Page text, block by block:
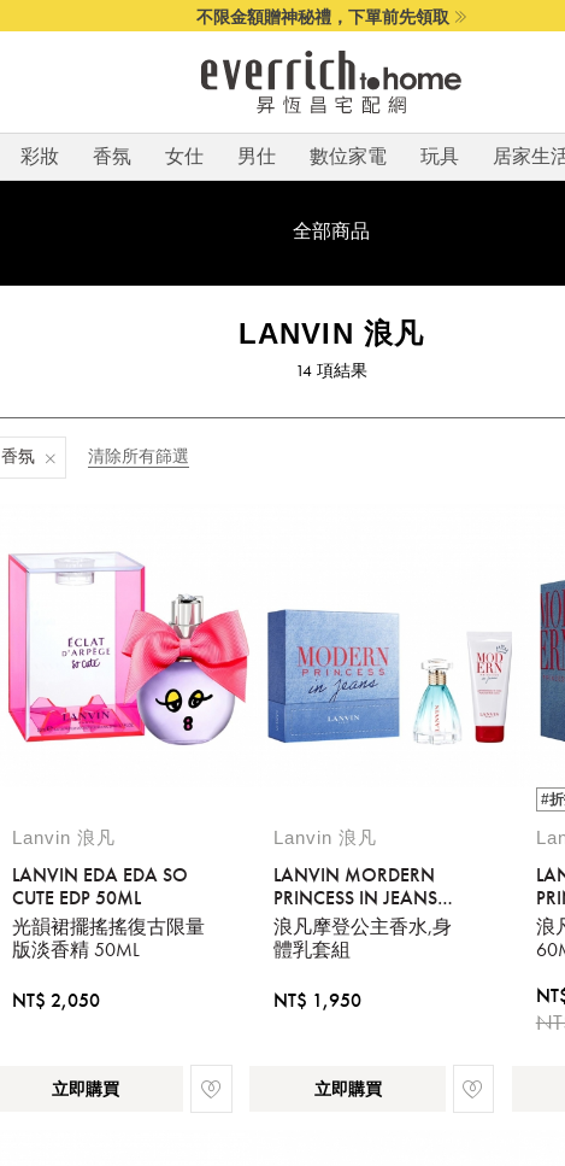
不限金額贈神秘禮，下單前先領取
彩妝 香氛 女仕 男仕 數位家電 玩具 居家生
全部商品
LANVIN 浪凡
14 項結果
香氛 清除所有篩選
Lanvin 浪凡
LANVIN EDA EDA SO
CUTE EDP 50ML
光韻裙擺搖搖復古限量
版淡香精 50ML
NT$ 2,050
立即購買
Lanvin 浪凡
LANVIN MORDERN
PRINCESS IN JEANS
EDP60ML + BODY
LOTION100ML
浪凡摩登公主香水,身
體乳套組
NT$ 1,950
立即購買
#
浪